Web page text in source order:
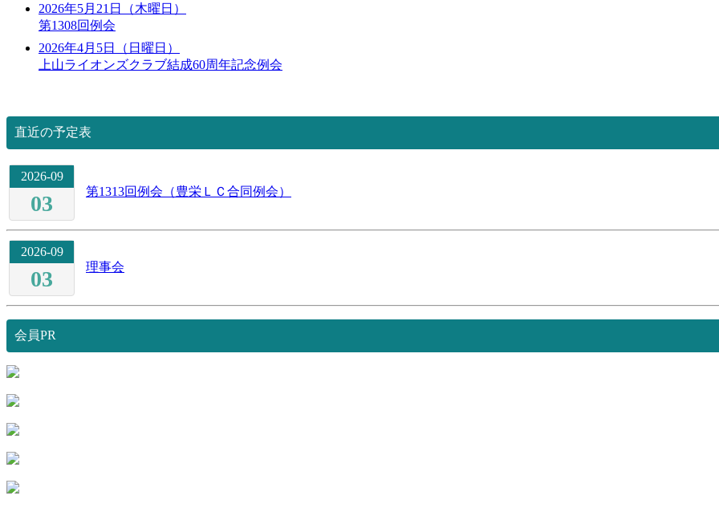
2026年5月21日（木曜日）
第1308回例会
2026年4月5日（日曜日）
上山ライオンズクラブ結成60周年記念例会
直近の予定表
2026-09
03 第1313回例会（豊栄ＬＣ合同例会）
2026-09
03 理事会
会員PR